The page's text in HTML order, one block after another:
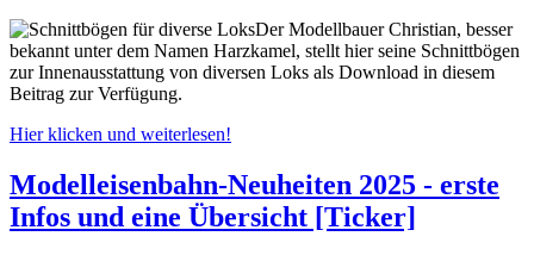
Der Modellbauer Christian, besser
bekannt unter dem Namen Harzkamel, stellt hier seine Schnittbögen
zur Innenausstattung von diversen Loks als Download in diesem
Beitrag zur Verfügung.
Hier klicken und weiterlesen!
Modelleisenbahn-Neuheiten 2025 - erste
Infos und eine Übersicht [Ticker]